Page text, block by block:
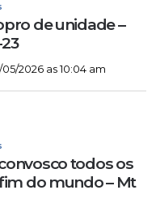
de unidade –
05/2026 as 10:04 am
todos os
do mundo – Mt